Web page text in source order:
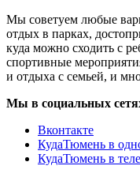
Мы советуем любые
отдых в парках,
куда можно сходить с
спортивные
и отдыха с семьей, и
Мы в социальных
Вконтакте
КудаТюмень в
КудаТюмень в